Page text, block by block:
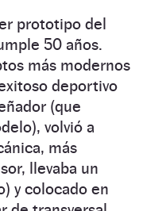
prototipo del
50 años.
más modernos
deportivo
(que
volvió a
más
llevaba un
y colocado en